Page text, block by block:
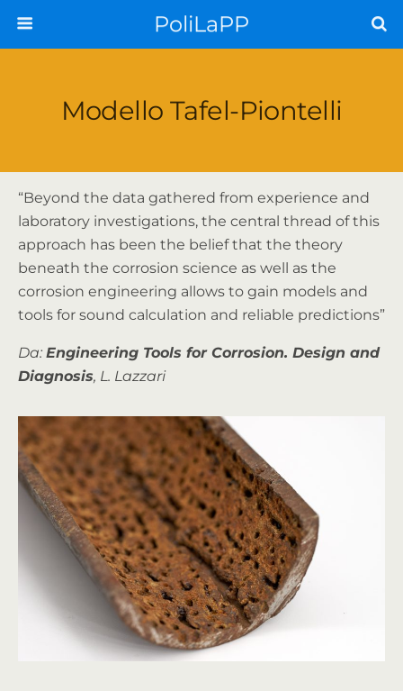
PoliLaPP
Modello Tafel-Piontelli
“Beyond the data gathered from experience and
laboratory investigations, the central thread of this
approach has been the belief that the theory
beneath the corrosion science as well as the
corrosion engineering allows to gain models and
tools for sound calculation and reliable predictions”
Da: Engineering Tools for Corrosion. Design and
Diagnosis, L. Lazzari